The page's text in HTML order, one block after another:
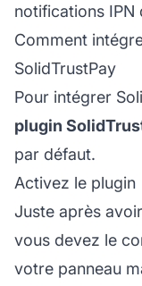
notifications IPN
Comment
SolidTrustPay
Pour intégrer
plugin
par défaut.
Activez le plugin
Juste après
vous devez le
votre panneau